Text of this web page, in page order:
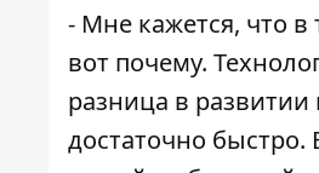
- Мне кажется, что в
вот почему.
разница в развитии
достаточно